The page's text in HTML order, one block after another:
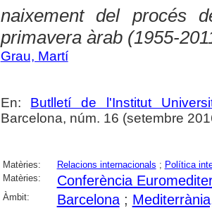
naixement del procés
primavera àrab (1955-
Grau, Martí
En: Butlletí de l'Institut
Barcelona, núm. 16 (setembre
Matèries: Relacions internacionals ; Política
Matèries:
Conferència
Àmbit: Barcelona;